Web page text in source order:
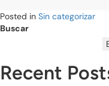
Posted in Sin categorizar
Buscar
Recent